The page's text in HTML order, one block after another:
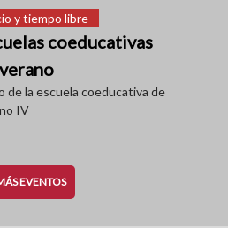
y tiempo libre
coeducativas
de la escuela coeducativa de
IV
EVENTOS